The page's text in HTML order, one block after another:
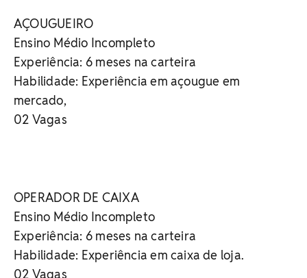
AÇOUGUEIRO
Ensino Médio Incompleto
Experiência: 6 meses na carteira
Habilidade: Experiência em açougue em
mercado,
02 Vagas
OPERADOR DE CAIXA
Ensino Médio Incompleto
Experiência: 6 meses na carteira
Habilidade: Experiência em caixa de loja.
02 Vagas